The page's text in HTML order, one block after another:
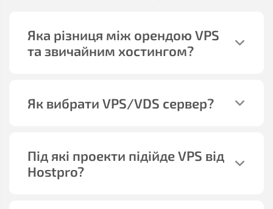
Яка різниця між орендою VPS
та звичайним хостингом?
Як вибрати VPS/VDS сервер?
Під які проекти підійде VPS від
Hostpro?